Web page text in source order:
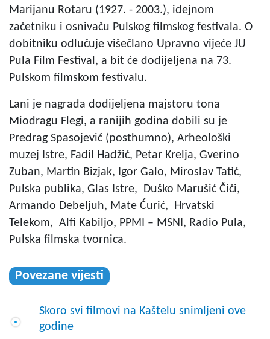
Marijanu Rotaru (1927. - 2003.), idejnom
začetniku i osnivaču Pulskog filmskog festivala. O
dobitniku odlučuje višečlano Upravno vijeće JU
Pula Film Festival, a bit će dodijeljena na 73.
Pulskom filmskom festivalu.
Lani je nagrada dodijeljena majstoru tona
Miodragu Flegi, a ranijih godina dobili su je
Predrag Spasojević (posthumno), Arheološki
muzej Istre, Fadil Hadžić, Petar Krelja, Gverino
Zuban, Martin Bizjak, Igor Galo, Miroslav Tatić,
Pulska publika, Glas Istre, Duško Marušić Čiči,
Armando Debeljuh, Mate Ćurić, Hrvatski
Telekom, Alfi Kabiljo, PPMI – MSNI, Radio Pula,
Pulska filmska tvornica.
Povezane vijesti
Skoro svi filmovi na Kaštelu snimljeni ove
godine